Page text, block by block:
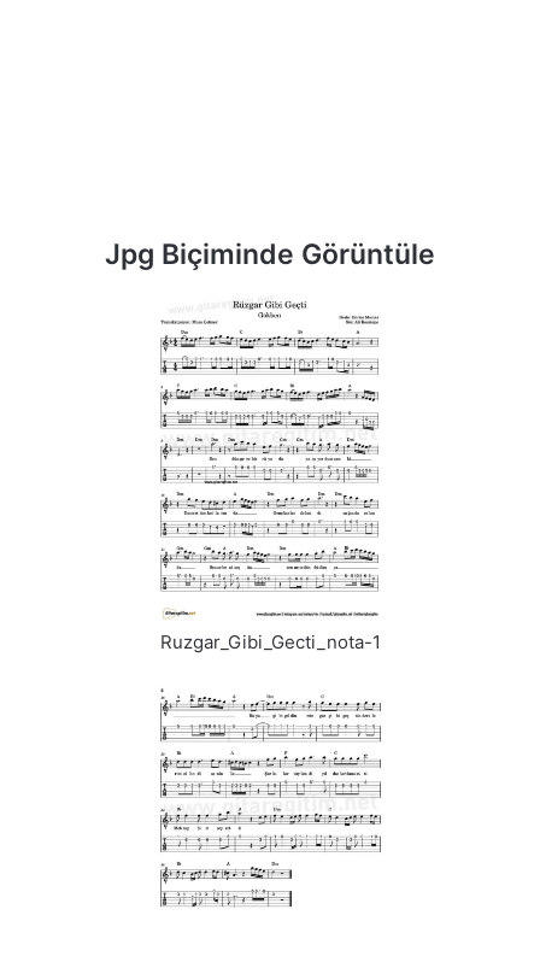
Jpg Biçiminde Görüntüle
Ruzgar_Gibi_Gecti_nota-1